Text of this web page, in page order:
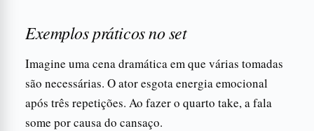
Exemplos práticos no set
Imagine uma cena dramática em que várias tomadas
são necessárias. O ator esgota energia emocional
após três repetições. Ao fazer o quarto take, a fala
some por causa do cansaço.